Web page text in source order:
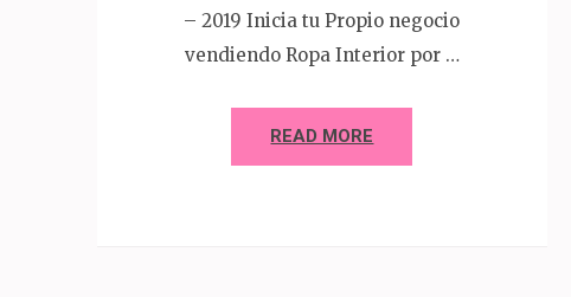
– 2019 Inicia tu Propio negocio
vendiendo Ropa Interior por …
READ MORE